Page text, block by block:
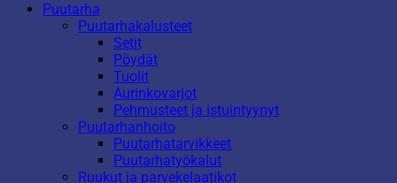
Puutarha
Puutarhakalusteet
Setit
Pöydät
Tuolit
Aurinkovarjot
Pehmusteet ja istuintyynyt
Puutarhanhoito
Puutarhatarvikkeet
Puutarhatyökalut
Ruukut ja parvekelaatikot